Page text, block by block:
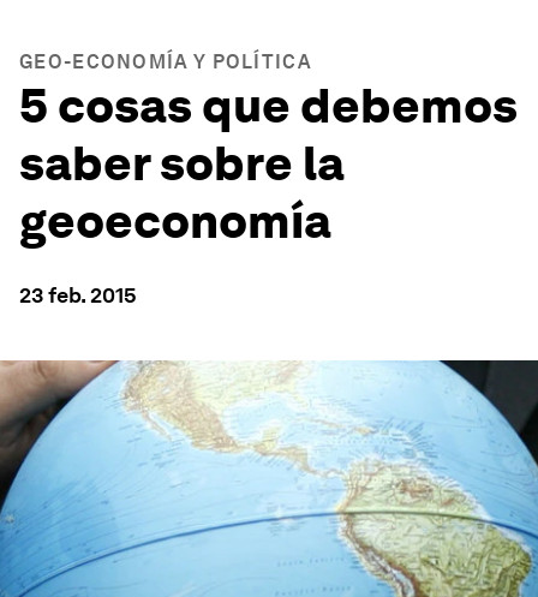
GEO-ECONOMÍA Y POLÍTICA
5 cosas que debemos
saber sobre la
geoeconomía
23 feb. 2015